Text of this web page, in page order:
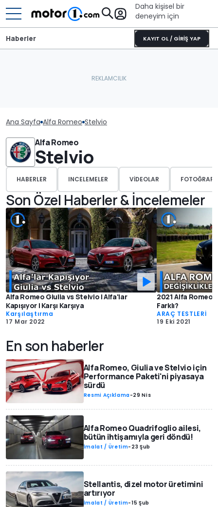
Daha kişisel bir
deneyim için
KAYIT OL / GİRİŞ YAP
Haberler
Ana Sayfa Alfa Romeo Stelvio
Alfa Romeo
Stelvio
HABERLER INCELEMELER VIDEOLAR
Son Özel Haberler & İncelemeler
Alfa Romeo Giulia vs Stelvio | Alfa'lar
Kapışıyor | Karşı Karşıya
Karşılaştırma
17 Mar 2022
2021 Alfa Romeo
Farklı?
ARAÇ TESTLERİ
19 Eki 2021
En son haberler
Alfa Romeo, Giulia ve Stelvio için
Performance Paketi'ni piyasaya
sürdü
Resmi Açıklama-29 Nis
Alfa Romeo Quadrifoglio ailesi,
bütün ihtişamıyla geri döndü!
İmalat / Üretim- 23 Şub
Stellantis, dizel motor üretimini
artırıyor
İmalat / Üretim-15 Şub